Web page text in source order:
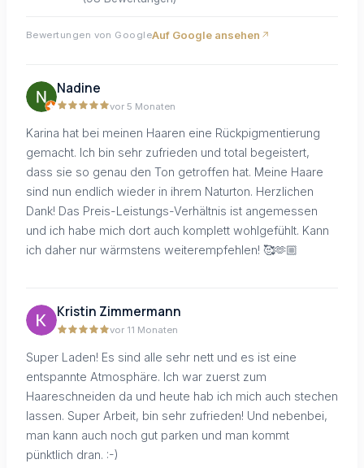
Bewertungen von GoogleAuf Google ansehen
Nadine
vor 5 Monaten
Karina hat bei meinen Haaren eine Rückpigmentierung
gemacht. Ich bin sehr zufrieden und total begeistert,
dass sie so genau den Ton getroffen hat. Meine Haare
sind nun endlich wieder in ihrem Naturton. Herzlichen
Dank! Das Preis-Leistungs-Verhältnis ist angemessen
und ich habe mich dort auch komplett wohlgefühlt. Kann
ich daher nur wärmstens weiterempfehlen! 🥰🫶🏼
Kristin Zimmermann
vor 11 Monaten
Super Laden! Es sind alle sehr nett und es ist eine
entspannte Atmosphäre. Ich war zuerst zum
Haareschneiden da und heute hab ich mich auch stechen
lassen. Super Arbeit, bin sehr zufrieden! Und nebenbei,
man kann auch noch gut parken und man kommt
pünktlich dran. :-)